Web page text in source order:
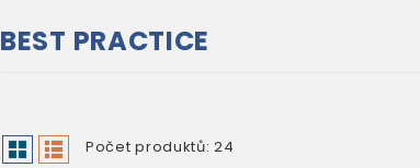
BEST PRACTICE
Počet produktů: 24